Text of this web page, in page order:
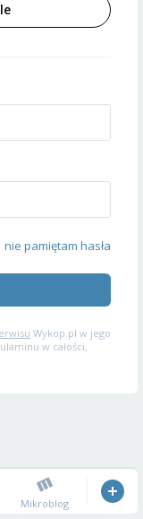
nie pamiętam hasła
Wykop.pl w jego
w całości,
Mikroblog